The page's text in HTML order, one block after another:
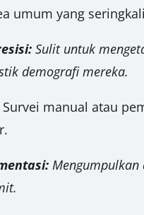
umum yang
Sulit untuk
demografi mereka.
Survei manual atau